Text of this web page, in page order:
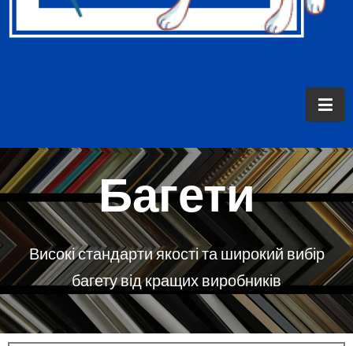
Багети
Високі стандарти якості та широкий вибір
багету від кращих виробників